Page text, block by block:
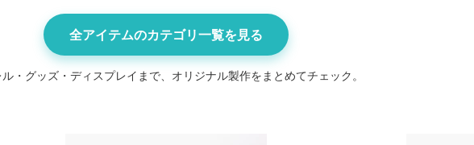
全アイテムのカテゴリ一覧を見る
・グッズ・ディスプレイまで、オリジナル製作をまとめてチェック。